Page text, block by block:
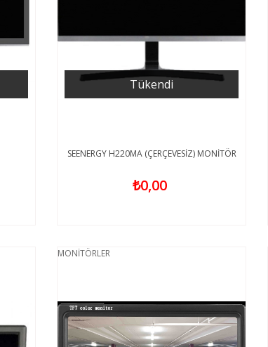
Tükendi
SEENERGY H220MA (ÇERÇEVESİZ) MONİTÖR
₺0,00
MONİTÖRLER